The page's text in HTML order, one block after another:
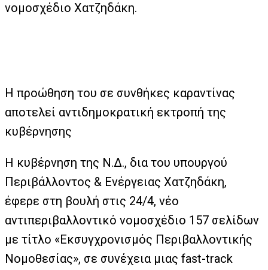
νομοσχέδιο Χατζηδάκη.
Η προώθηση του σε συνθήκες καραντίνας
αποτελεί αντιδημοκρατική εκτροπή της
κυβέρνησης
Η κυβέρνηση της Ν.Δ., δια του υπουργού
Περιβάλλοντος & Ενέργειας Χατζηδάκη,
έφερε στη βουλή στις 24/4, νέο
αντιπεριβαλλοντικό νομοσχέδιο 157 σελίδων
με τίτλο «Εκσυγχρονισμός Περιβαλλοντικής
Νομοθεσίας», σε συνέχεια μιας fast-track